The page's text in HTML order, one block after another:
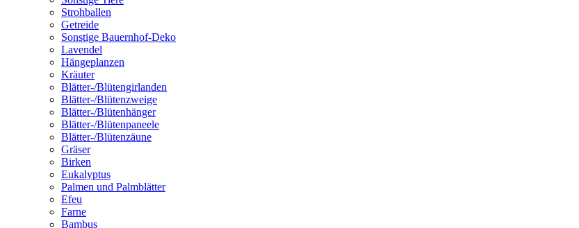
Strohballen
Getreide
Sonstige Bauernhof-Deko
Lavendel
Hängeplanzen
Kräuter
Blätter-/Blütengirlanden
Blätter-/Blütenzweige
Blätter-/Blütenhänger
Blätter-/Blütenpaneele
Blätter-/Blütenzäune
Gräser
Birken
Eukalyptus
Palmen und Palmblätter
Efeu
Farne
Bambus